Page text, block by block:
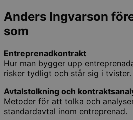
Anders Ingvarson
som
Entreprenadkontrakt
Hur man bygger upp
risker tydligt och står sig i tvister.
Avtalstolkning och
Metoder för att tolka och
standardavtal inom entreprenad.